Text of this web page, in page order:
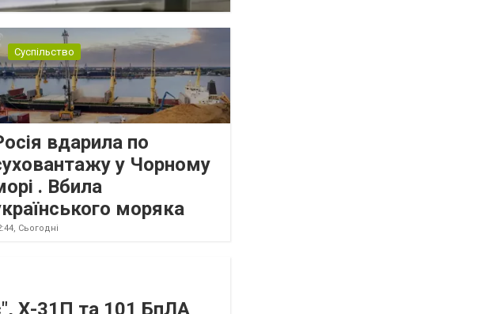
Суспільство
вдарила по
у Чорному
. Вбила
моряка
Сьогодні
Х-31П та 101 БпЛА